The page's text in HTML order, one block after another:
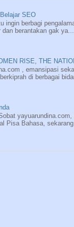
SEO
ingin berbagi
berantakan gak ya...
RISE, THE
, emansipasi
di berbagai
yayuarundina.com,
Pisa Bahasa,